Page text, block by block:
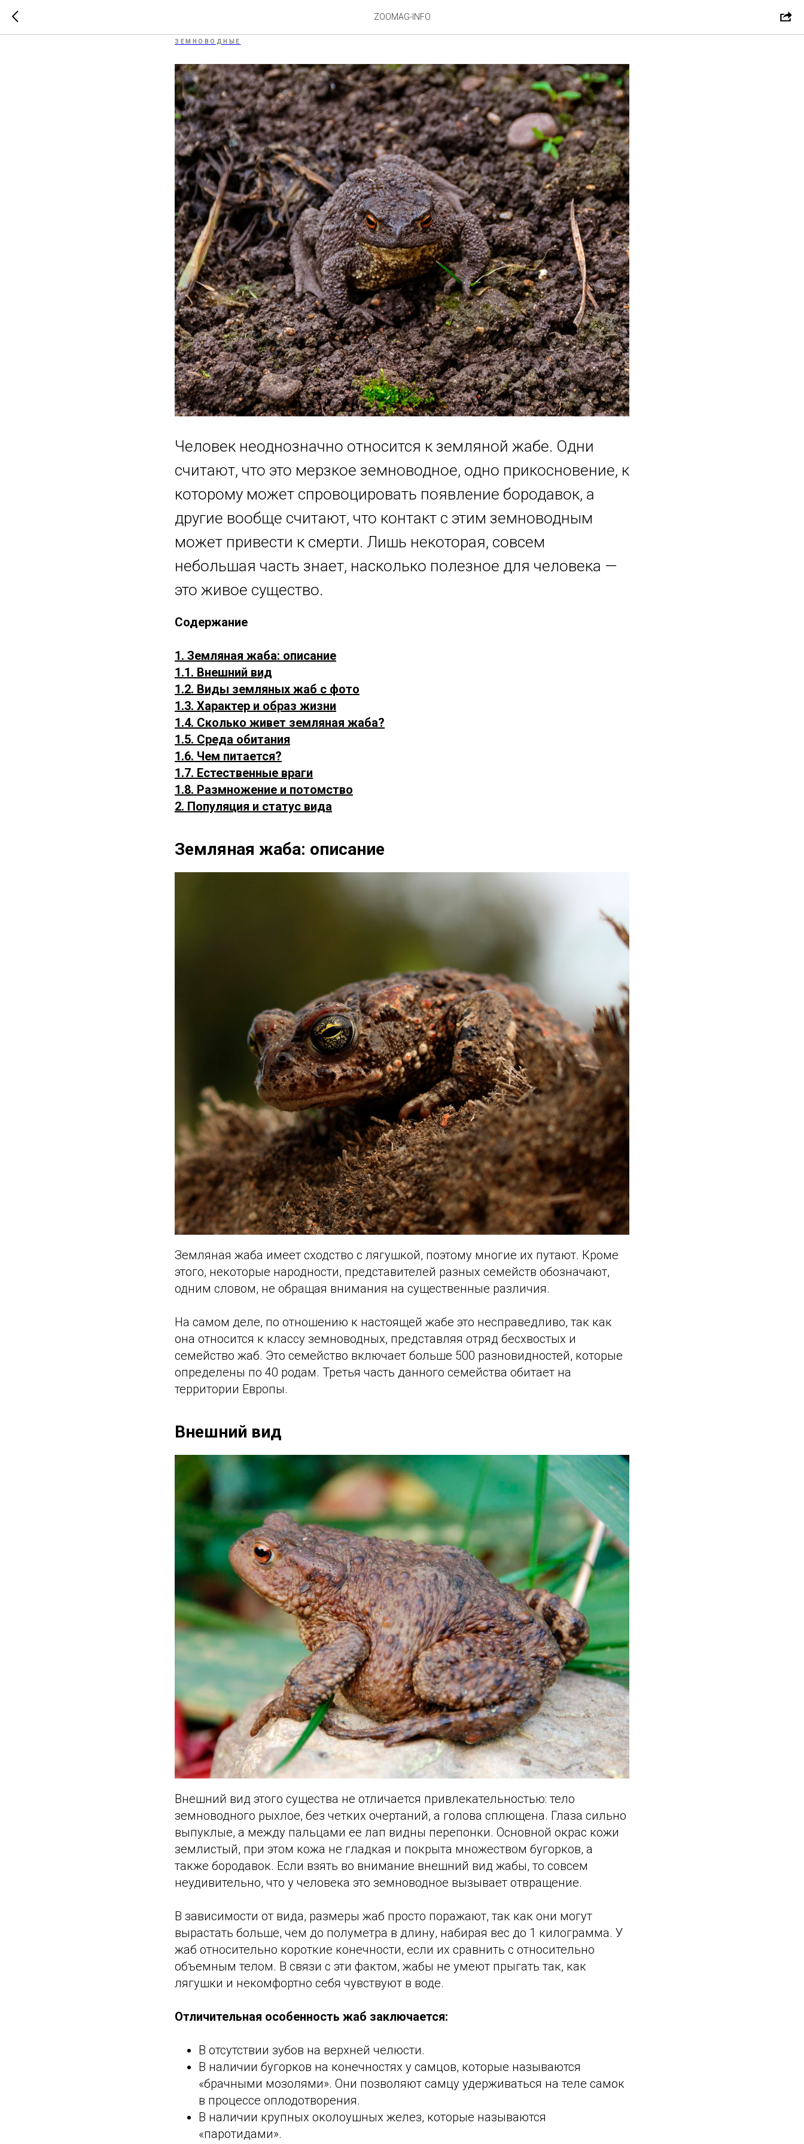
ZOOMAG-INFO
ЗЕМНОВОДНЫЕ
Человек неоднозначно относится к земляной жабе. Одни
считают, что это мерзкое земноводное, одно прикосновение, к
которому может спровоцировать появление бородавок, а
другие вообще считают, что контакт с этим земноводным
может привести к смерти. Лишь некоторая, совсем
небольшая часть знает, насколько полезное для человека —
это живое существо.
Содержание
1. Земляная жаба: описание
1.1. Внешний вид
1.2. Виды земляных жаб с фото
1.3. Характер и образ жизни
1.4. Сколько живет земляная жаба?
1.5. Среда обитания
1.6. Чем питается?
1.7. Естественные враги
1.8. Размножение и потомство
2. Популяция и статус вида
Земляная жаба: описание
Земляная жаба имеет сходство с лягушкой, поэтому многие их путают. Кроме
этого, некоторые народности, представителей разных семейств обозначают,
одним словом, не обращая внимания на существенные различия.
На самом деле, по отношению к настоящей жабе это несправедливо, так как
она относится к классу земноводных, представляя отряд бесхвостых и
семейство жаб. Это семейство включает больше 500 разновидностей, которые
определены по 40 родам. Третья часть данного семейства обитает на
территории Европы.
Внешний вид
Внешний вид этого существа не отличается привлекательностью: тело
земноводного рыхлое, без четких очертаний, а голова сплющена. Глаза сильно
выпуклые, а между пальцами ее лап видны перепонки. Основной окрас кожи
землистый, при этом кожа не гладкая и покрыта множеством бугорков, а
также бородавок. Если взять во внимание внешний вид жабы, то совсем
неудивительно, что у человека это земноводное вызывает отвращение.
В зависимости от вида, размеры жаб просто поражают, так как они могут
вырастать больше, чем до полуметра в длину, набирая вес до 1 килограмма. У
жаб относительно короткие конечности, если их сравнить с относительно
объемным телом. В связи с эти фактом, жабы не умеют прыгать так, как
лягушки и некомфортно себя чувствуют в воде.
Отличительная особенность жаб заключается:
В отсутствии зубов на верхней челюсти.
В наличии бугорков на конечностях у самцов, которые называются
«брачными мозолями». Они позволяют самцу удерживаться на теле самок
в процессе оплодотворения.
В наличии крупных околоушных желез, которые называются
«паротидами».